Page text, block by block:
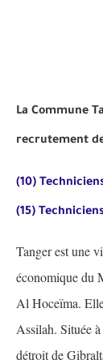
La Commune
recrutement
(10)
(15)
Tanger est une
économique du
Al Hoceïma.
Assilah. Située
détroit de